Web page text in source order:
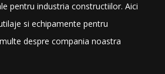
pentru industria constructiilor. Aici
si echipamente pentru
despre compania noastra